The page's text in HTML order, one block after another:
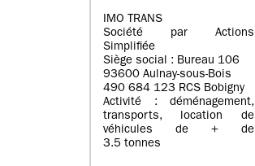
IMO TRANS
Société par Actions
Simplifiée
Siège social : Bureau 106
93600 Aulnay-sous-Bois
490 684 123 RCS Bobigny
Activité : déménagement,
transports, location de
véhicules de + de
3.5 tonnes